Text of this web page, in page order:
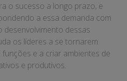
o sucesso a longo prazo, e
a essa demanda com
dessas
os líderes a se tornarem
e a criar ambientes de
e produtivos.